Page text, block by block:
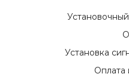
Установка
Оплата